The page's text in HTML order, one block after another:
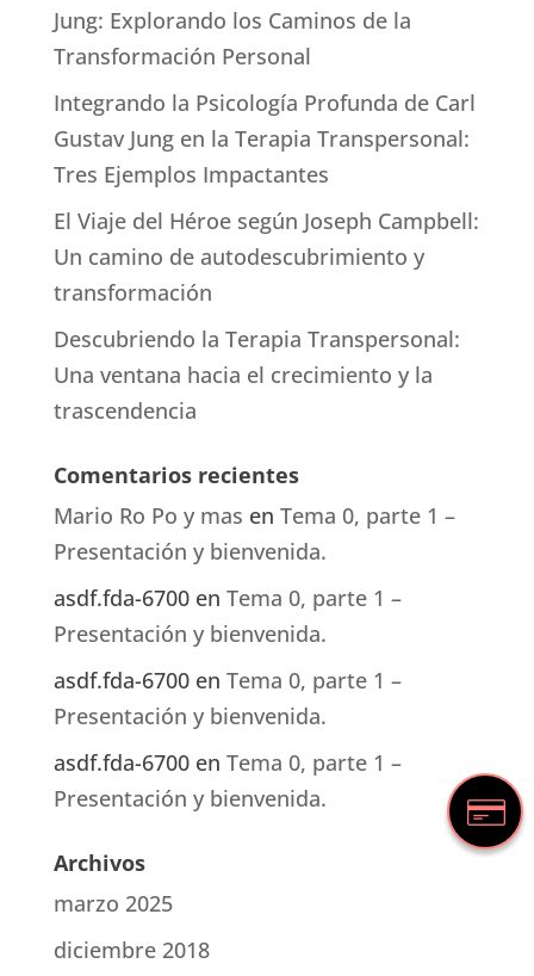
Jung: Explorando los Caminos de la
Transformación Personal
Integrando la Psicología Profunda de Carl
Gustav Jung en la Terapia Transpersonal:
Tres Ejemplos Impactantes
El Viaje del Héroe según Joseph Campbell:
Un camino de autodescubrimiento y
transformación
Descubriendo la Terapia Transpersonal:
Una ventana hacia el crecimiento y la
trascendencia
Comentarios recientes
Mario Ro Po y mas en Tema 0, parte 1 –
Presentación y bienvenida.
asdf.fda-6700en Tema 0, parte 1 –
Presentación y bienvenida.
asdf.fda-6700en Tema 0, parte 1 –
Presentación y bienvenida.
asdf.fda-6700en Tema 0, parte 1 –
Presentación y bienvenida.
Archivos
marzo 2025
diciembre 2018